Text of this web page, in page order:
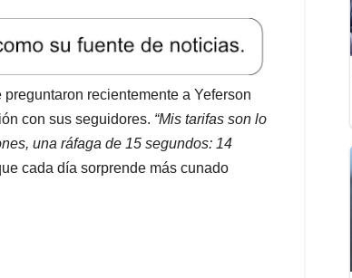
preguntaron recientemente a Yeferson
con sus seguidores. “Mis tarifas son lo
una ráfaga de 15 segundos: 14
cada día sorprende más cunado